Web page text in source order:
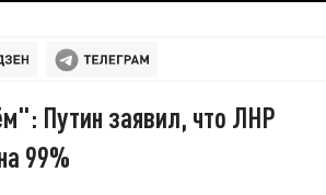
Путин заявил, что ЛНР
99%